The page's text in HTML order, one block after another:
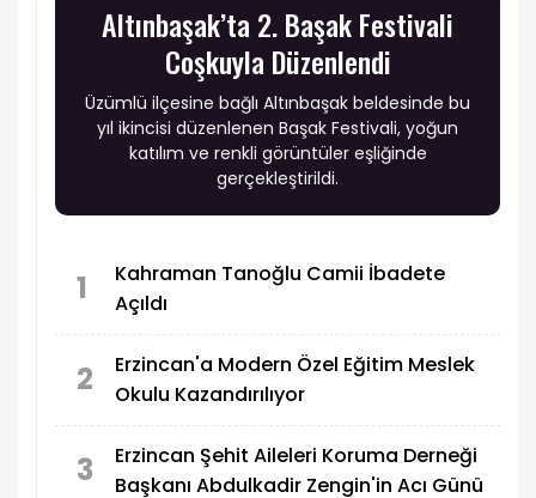
Altınbaşak’ta 2. Başak Festivali
Coşkuyla Düzenlendi
Üzümlü ilçesine bağlı Altınbaşak beldesinde bu
yıl ikincisi düzenlenen Başak Festivali, yoğun
katılım ve renkli görüntüler eşliğinde
gerçekleştirildi.
1
Kahraman Tanoğlu Camii İbadete
Açıldı
2
Erzincan'a Modern Özel Eğitim Meslek
Okulu Kazandırılıyor
3
Erzincan Şehit Aileleri Koruma Derneği
Başkanı Abdulkadir Zengin'in Acı Günü